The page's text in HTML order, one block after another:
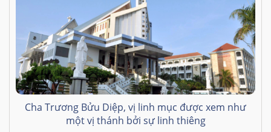
Cha Trương Bửu Diệp, vị linh mục được xem như
một vị thánh bởi sự linh thiêng